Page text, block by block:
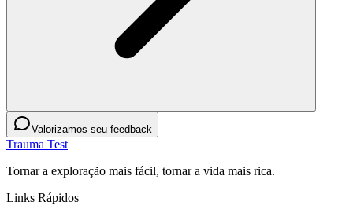
Valorizamos seu feedback
Trauma Test
Tornar a exploração mais fácil, tornar a vida mais rica.
Links Rápidos